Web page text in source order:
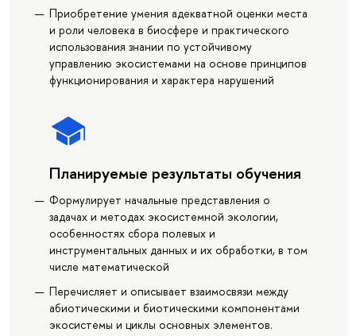
Приобретение умения адекватной оценки места
и роли человека в биосфере и практического
использования знании по устойчивому
управлению экосистемами на основе принципов
функционирования и характера нарушений
Планируемые результаты обучения
Формулирует начальные представления о
задачах и методах экосистемной экологии,
особенностях сбора полевых и
инструментальных данных и их обработки, в том
числе математической
Перечисляет и описывает взаимосвязи между
абиотическими и биотическими компонентами
экосистемы и циклы основных элементов.